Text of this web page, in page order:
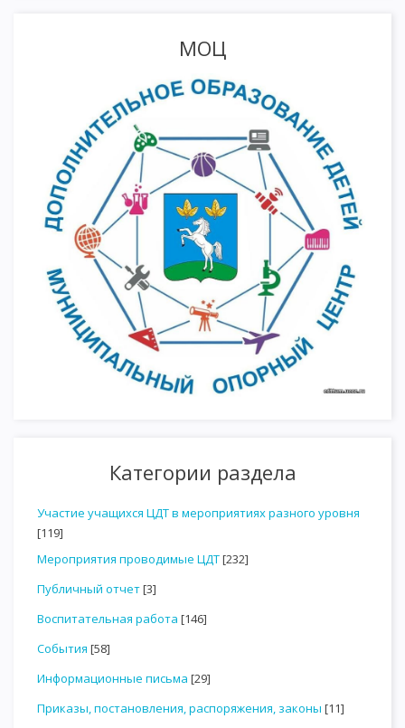
МОЦ
Категории раздела
Участие учащихся ЦДТ в мероприятиях разного уровня
[119]
Мероприятия проводимые ЦДТ[232]
Публичный отчет[3]
Воспитательная работа [146]
События [58]
Информационные письма [29]
Приказы, постановления, распоряжения, законы [11]